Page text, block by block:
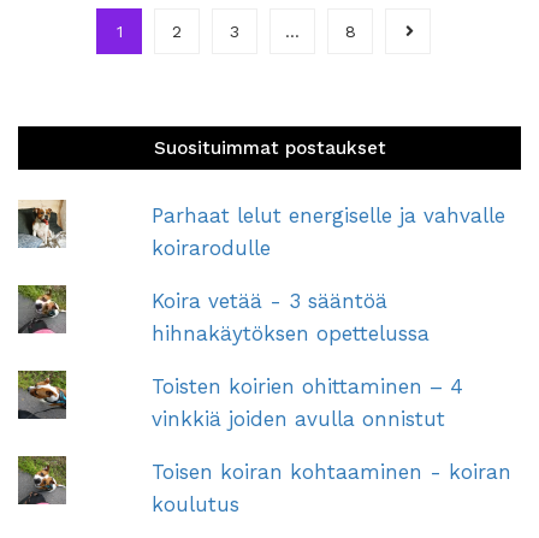
1 2 3 … 8
Suosituimmat postaukset
Parhaat lelut energiselle ja vahvalle
koirarodulle
Koira vetää - 3 sääntöä
hihnakäytöksen opettelussa
Toisten koirien ohittaminen – 4
vinkkiä joiden avulla onnistut
Toisen koiran kohtaaminen - koiran
koulutus